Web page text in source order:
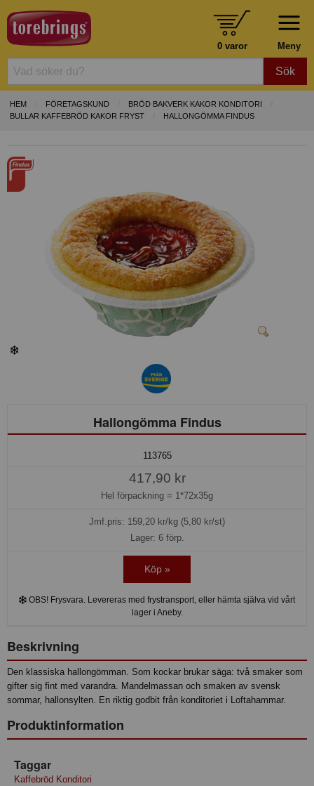
Meny
0 varor
Sök
HEM FÖRETAGSKUND
BRÖD BAKVERK KAKOR KONDITORI
BULLAR KAFFEBRÖD KAKOR FRYST
HALLONGÖMMA FINDUS
Hallongömma Findus
113765
417,90 kr
Hel förpackning = 1*72x35g
Jmf.pris: 159,20 kr/kg (5,80 kr/st)
Lager: 6 förp.
Köp »
OBS! Frysvara. Levereras med frystransport, eller hämta själva vid vårt
lager i Aneby.
Beskrivning
Den klassiska hallongömman. Som kockar brukar säga: två smaker som
gifter sig fint med varandra. Mandelmassan och smaken av svensk
sommar, hallonsylten. En riktig godbit från konditoriet i Loftahammar.
Produktinformation
Taggar
Kaffebröd Konditori